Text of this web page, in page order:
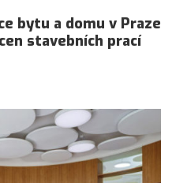
bytu a domu v Praze
stavebních prací